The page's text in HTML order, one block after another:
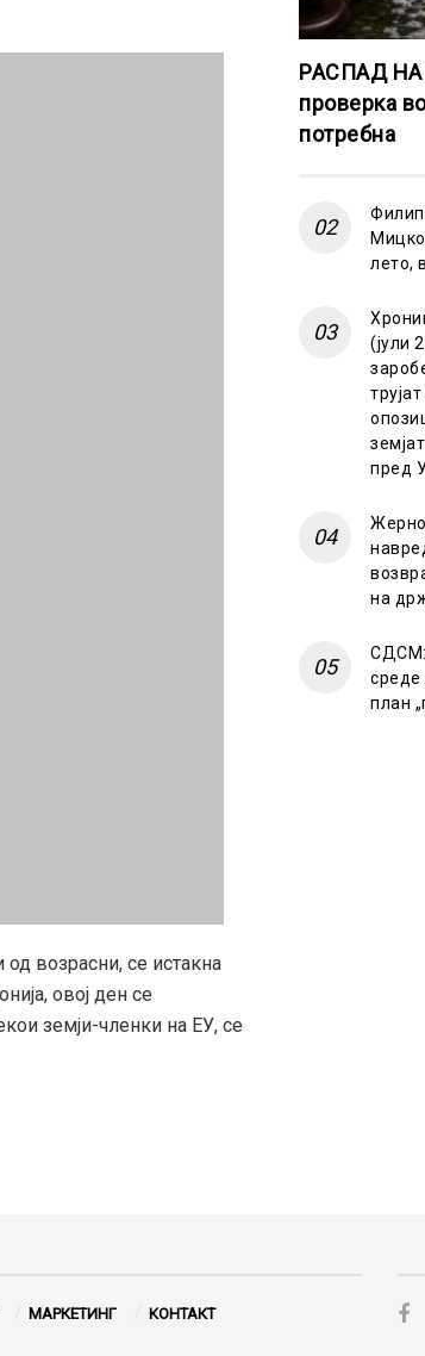
возрасни, се истакна
овој ден се
земји-членки на ЕУ, се
РАСПАД
проверка
потребна
лето,
(јули
пред
на
СДСМ:
среде
план
МАРКЕТИНГ КОНТАКТ